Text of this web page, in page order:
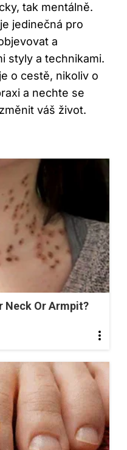
tak mentálně.
jedinečná pro
a
styly a technikami.
o cestě, nikoliv o
a nechte se
váš život.
Neck Or Armpit?